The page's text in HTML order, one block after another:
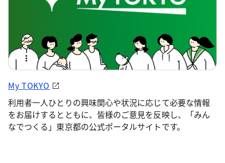
My TOKYO
利用者一人ひとりの興味関心や状況に応じて必要な情報
をお届けするとともに、皆様のご意見を反映し、「みん
なでつくる」東京都の公式ポータルサイトです。